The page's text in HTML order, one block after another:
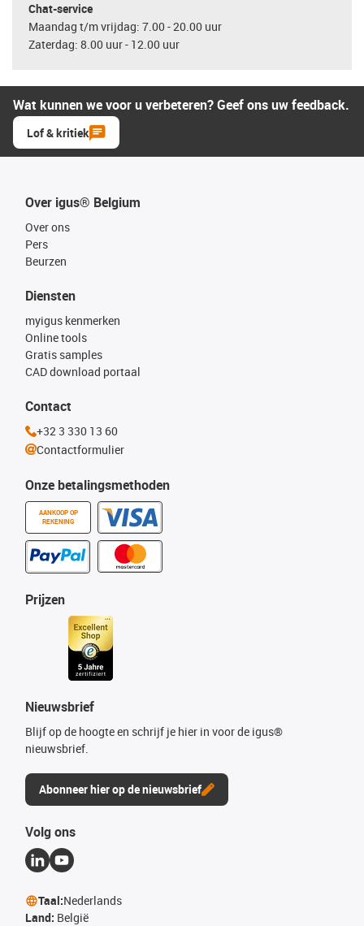
Chat-service
Maandag t/m vrijdag: 7.00 - 20.00 uur
Zaterdag: 8.00 uur - 12.00 uur
Wat kunnen we voor u verbeteren? Geef ons uw feedback.
Lof & kritiek
Over igus® Belgium
Over ons
Pers
Beurzen
Onze betalingsmethoden
AANKOOP OP
REKENING
Diensten
myigus kenmerken
Online tools
Gratis samples
CAD download portaal
Prijzen
Nieuwsbrief
Blijf op de hoogte en schrijf je hier in voor de igus®
nieuwsbrief.
Abonneer hier op de nieuwsbrief
Contact
+32 3 330 13 60
Contactformulier
Volg ons
Taal:Nederlands
Land: België